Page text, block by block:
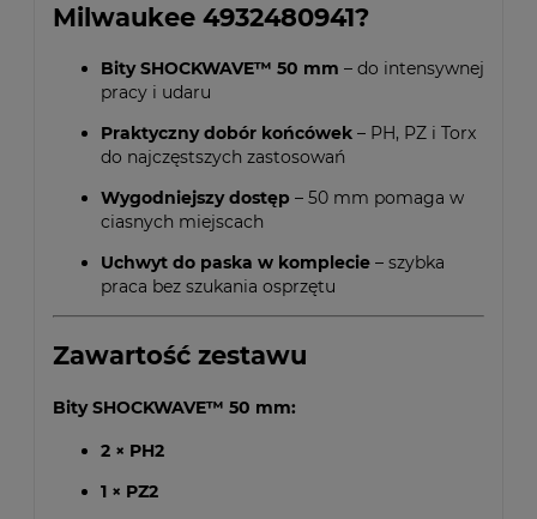
Milwaukee 4932480941?
Bity SHOCKWAVE™ 50 mm – do intensywnej
pracy i udaru
Praktyczny dobór końcówek – PH, PZ i Torx
do najczęstszych zastosowań
Wygodniejszy dostęp – 50 mm pomaga w
ciasnych miejscach
Uchwyt do paska w komplecie – szybka
praca bez szukania osprzętu
Zawartość zestawu
Bity SHOCKWAVE™ 50 mm:
2 × PH2
1 × PZ2